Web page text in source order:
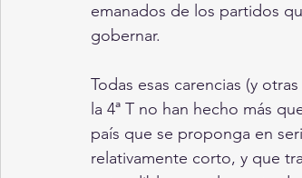
emanados de los partidos
gobernar.
Todas esas carencias (y
la 4ª T no han hecho más
país que se proponga en
relativamente corto, y que